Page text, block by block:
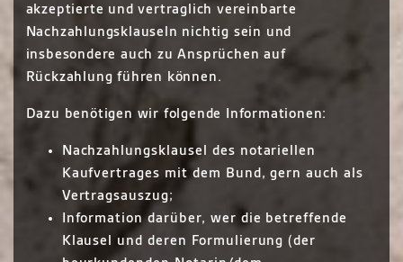
akzeptierte und vertraglich vereinbarte
Nachzahlungsklauseln nichtig sein und
insbesondere auch zu Ansprüchen auf
Rückzahlung führen können.
Dazu benötigen wir folgende Informationen:
Nachzahlungsklausel des notariellen
Kaufvertrages mit dem Bund, gern auch als
Vertragsauszug;
Information darüber, wer die betreffende
Klausel und deren Formulierung (der